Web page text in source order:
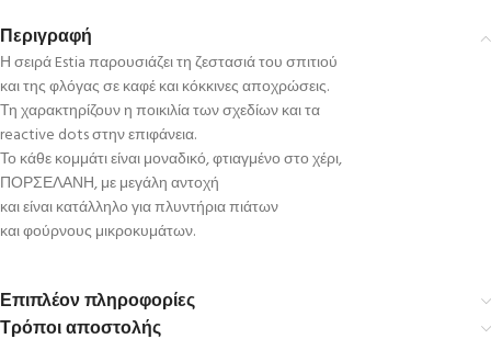
Περιγραφή
Η σειρά Estia παρουσιάζει τη ζεστασιά του σπιτιού
και της φλόγας σε καφέ και κόκκινες αποχρώσεις.
Τη χαρακτηρίζουν η ποικιλία των σχεδίων και τα
reactive dots στην επιφάνεια.
Το κάθε κομμάτι είναι μοναδικό, φτιαγμένο στο χέρι,
ΠΟΡΣΕΛΑΝΗ, με μεγάλη αντοχή
και είναι κατάλληλο για πλυντήρια πιάτων
και φούρνους μικροκυμάτων.
Επιπλέον πληροφορίες
Τρόποι αποστολής